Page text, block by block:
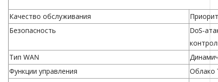
Качество обслуживания
Безопасность
DoS-
Тип WAN
Функции управления
Облако